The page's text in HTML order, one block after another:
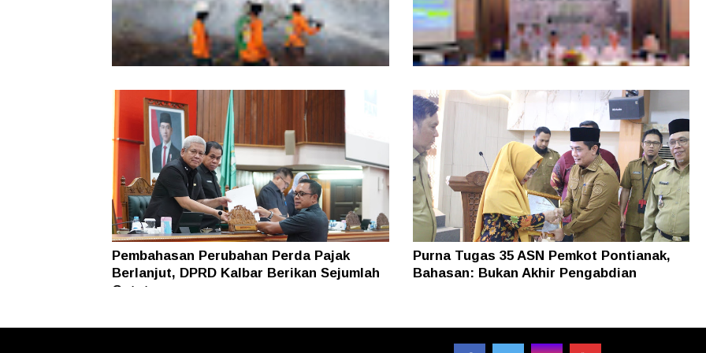
Karhutla Dekati SMKN 1 Sungai Raya, Tim
SAR Dit Samapta Polda Kalbar Antipasi
Api Meluas
Layanan Samsat GOKATAN Diperpanjang
Jadi Tiga Hari
Pembahasan Perubahan Perda Pajak
Berlanjut, DPRD Kalbar Berikan Sejumlah
Catatan
Purna Tugas 35 ASN Pemkot Pontianak,
Bahasan: Bukan Akhir Pengabdian